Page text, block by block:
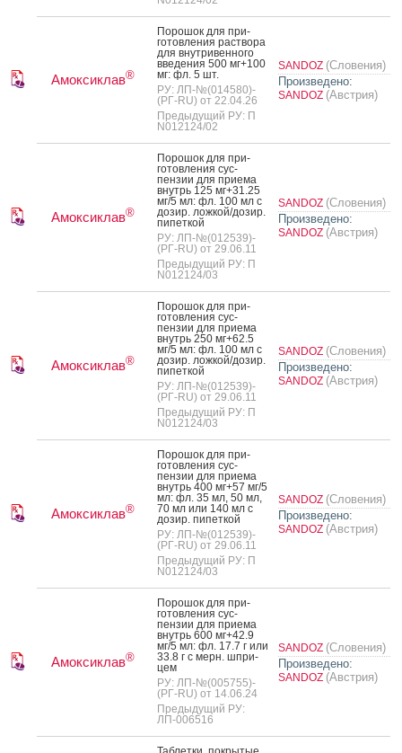
Амоксиклав®
По­рошок для при­
готов­ле­ния рас­тво­ра
для внут­ри­вен­но­го
вве­дения 500 мг+100
мг: фл. 5 шт.
РУ: ЛП-№(014580)-
(РГ-RU) от 22.04.26
Предыдущий РУ: П
N012124/02
SANDOZ (Словения)
Произведено:
SANDOZ (Австрия)
Амоксиклав®
По­рошок для при­
готов­ле­ния сус­
пензии для при­ема
внутрь 125 мг+31.25
мг/5 мл: фл. 100 мл с
до­зир. лож­кой/до­зир.
пи­пет­кой
РУ: ЛП-№(012539)-
(РГ-RU) от 29.06.11
Предыдущий РУ: П
N012124/03
SANDOZ (Словения)
Произведено:
SANDOZ (Австрия)
Амоксиклав®
По­рошок для при­
готов­ле­ния сус­
пензии для при­ема
внутрь 250 мг+62.5
мг/5 мл: фл. 100 мл с
до­зир. лож­кой/до­зир.
пи­пет­кой
РУ: ЛП-№(012539)-
(РГ-RU) от 29.06.11
Предыдущий РУ: П
N012124/03
SANDOZ (Словения)
Произведено:
SANDOZ (Австрия)
Амоксиклав®
По­рошок для при­
готов­ле­ния сус­
пензии для при­ема
внутрь 400 мг+57 мг/5
мл: фл. 35 мл, 50 мл,
70 мл или 140 мл с
до­зир. пи­пет­кой
РУ: ЛП-№(012539)-
(РГ-RU) от 29.06.11
Предыдущий РУ: П
N012124/03
SANDOZ (Словения)
Произведено:
SANDOZ (Австрия)
Амоксиклав®
По­рошок для при­
готов­ле­ния сус­
пензии для при­ема
внутрь 600 мг+42.9
мг/5 мл: фл. 17.7 г или
33.8 г с мерн. шпри­
цем
РУ: ЛП-№(005755)-
(РГ-RU) от 14.06.24
Предыдущий РУ:
ЛП-006516
SANDOZ (Словения)
Произведено:
SANDOZ (Австрия)